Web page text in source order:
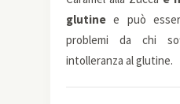
glutine e può
problemi da chi
intolleranza al glutine.